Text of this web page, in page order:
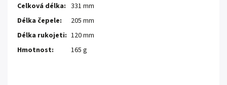
Celková délka: 331 mm
Délka čepele:
205 mm
Délka rukojeti: 120 mm
Hmotnost:
165 g